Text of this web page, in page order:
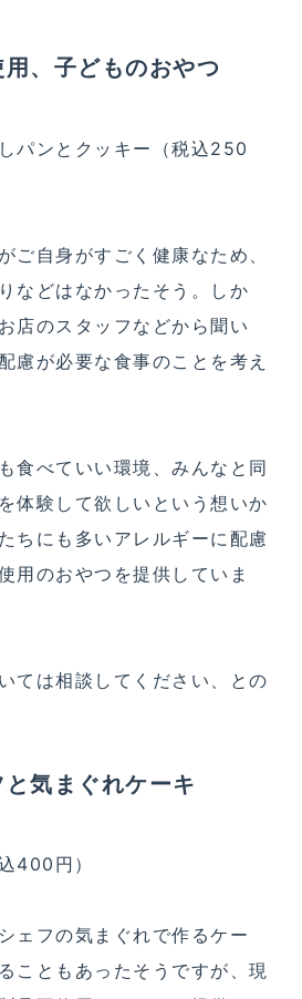
、子どものおやつ
パンとクッキー（税込250
ご自身がすごく健康なため、
などはなかったそう。しか
店のスタッフなどから聞い
慮が必要な食事のことを考え
食べていい環境、みんなと同
体験して欲しいという想いか
ちにも多いアレルギーに配慮
用のおやつを提供していま
ては相談してください、との
気まぐれケーキ
400円）
ェフの気まぐれで作るケー
こともあったそうですが、現